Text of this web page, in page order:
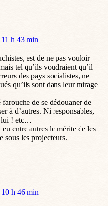
h 43 min
est de ne pas vouloir
tel qu’ils voudraient qu’il
des pays socialistes, ne
qu’ils sont dans leur mirage
de se dédouaner de
à d’autres. Ni responsables,
lui ! etc…
entre autres le mérite de les
sous les projecteurs.
h 46 min